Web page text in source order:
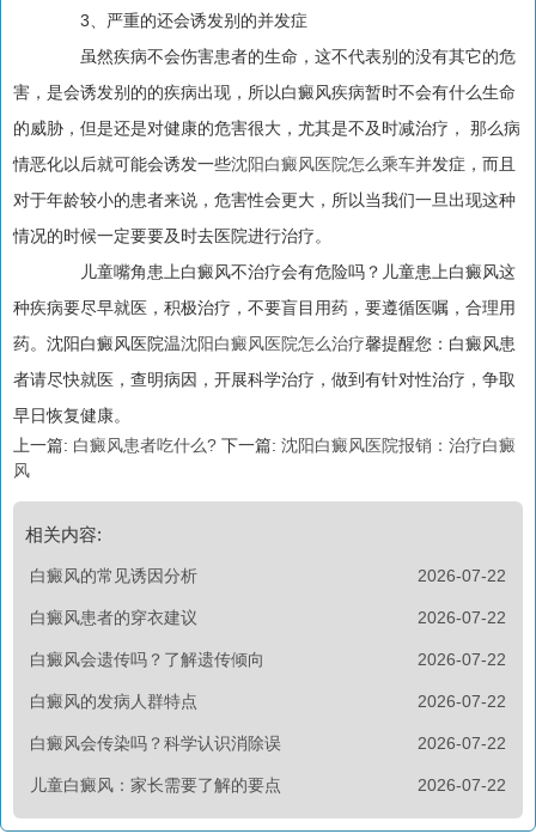
3、严重的还会诱发别的并发症
虽然疾病不会伤害患者的生命，这不代表别的没有其它的危
害，是会诱发别的的疾病出现，所以白癜风疾病暂时不会有什么生命
的威胁，但是还是对健康的危害很大，尤其是不及时减治疗， 那么病
情恶化以后就可能会诱发一些沈阳白癜风医院怎么乘车并发症，而且
对于年龄较小的患者来说，危害性会更大，所以当我们一旦出现这种
情况的时候一定要要及时去医院进行治疗。
儿童嘴角患上白癜风不治疗会有危险吗？儿童患上白癜风这
种疾病要尽早就医，积极治疗，不要盲目用药，要遵循医嘱，合理用
药。沈阳白癜风医院温沈阳白癜风医院怎么治疗馨提醒您：白癜风患
者请尽快就医，查明病因，开展科学治疗，做到有针对性治疗，争取
早日恢复健康。
上一篇: 白癜风患者吃什么? 下一篇: 沈阳白癜风医院报销：治疗白癜
风
相关内容:
2026-07-22
白癜风的常见诱因分析
2026-07-22
白癜风患者的穿衣建议
2026-07-22
白癜风会遗传吗？了解遗传倾向
2026-07-22
白癜风的发病人群特点
2026-07-22
白癜风会传染吗？科学认识消除误
2026-07-22
儿童白癜风：家长需要了解的要点